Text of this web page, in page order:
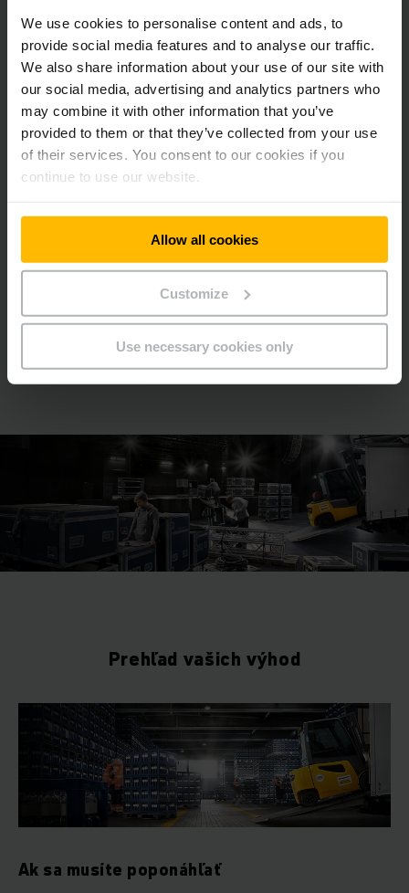
We use cookies to personalise content and ads, to
provide social media features and to analyse our traffic.
We also share information about your use of our site with
our social media, advertising and analytics partners who
may combine it with other information that you’ve
provided to them or that they’ve collected from your use
of their services. You consent to our cookies if you
continue to use our website.
Allow all cookies
Customize
Use necessary cookies only
Ako si môžu zákazníci vybrať správne produkty
na prenájom?
Nekupuj, prenajmi! Jednoduchý prenájom
Vždy ten správny vozík: Prenajmi.
Premiestni. Hotovo.
neočakávane veľká zákazka: Zostaňte flexibilní a prenajmite
si presne tie manipulačné kapacity, aké práve potrebujete.
viazať kapitál. Na to vám na celom svete ponúkame viac ako
600 rôznych variantov vysokozdvižných vozíkov a celkovo
60 000 okamžite dostupných prenájmových zariadení.
Prehľad vašich výhod
Ak sa musíte poponáhľať